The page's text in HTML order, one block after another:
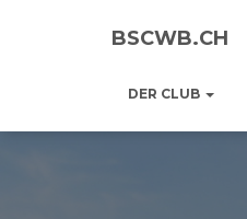
BSCWB.CH
DER CLUB